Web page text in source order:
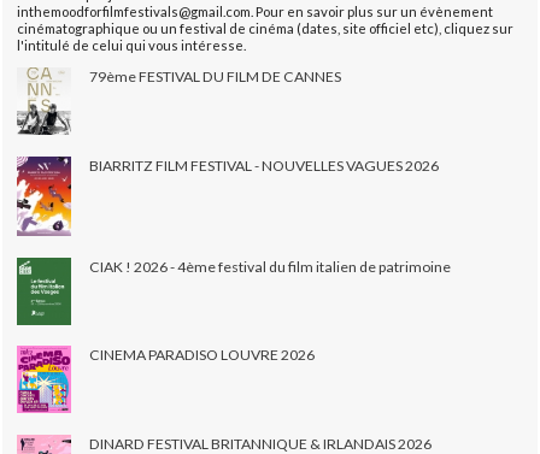
inthemoodforfilmfestivals@gmail.com. Pour en savoir plus sur un évènement
cinématographique ou un festival de cinéma (dates, site officiel etc), cliquez sur
l'intitulé de celui qui vous intéresse.
79ème FESTIVAL DU FILM DE CANNES
BIARRITZ FILM FESTIVAL - NOUVELLES VAGUES 2026
CIAK ! 2026 - 4ème festival du film italien de patrimoine
CINEMA PARADISO LOUVRE 2026
DINARD FESTIVAL BRITANNIQUE & IRLANDAIS 2026